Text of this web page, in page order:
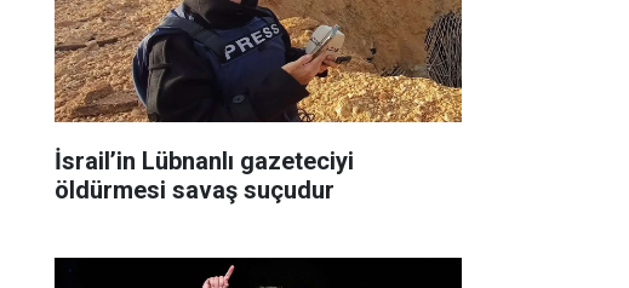
İsrail’in Lübnanlı gazeteciyi
öldürmesi savaş suçudur